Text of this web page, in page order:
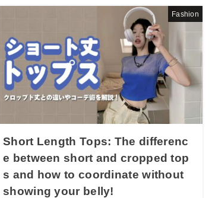
Fashion
Short Length Tops: The differenc
e between short and cropped top
s and how to coordinate without
showing your belly!